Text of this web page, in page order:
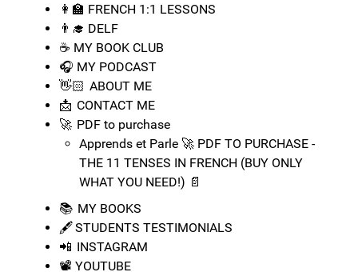
👩‍🏫​​ FRENCH 1:1 LESSONS
👨‍🎓​ DELF
☕ MY BOOK CLUB
🎧 MY PODCAST ​
👋🏻 ABOUT ME
📩 CONTACT ME
🚀​ PDF to purchase
Apprends et Parle 🚀​ PDF TO PURCHASE -
THE 11 TENSES IN FRENCH (BUY ONLY
WHAT YOU NEED!) 📄
📚 MY BOOKS
🖋️ STUDENTS TESTIMONIALS
📲 INSTAGRAM
📽️ YOUTUBE